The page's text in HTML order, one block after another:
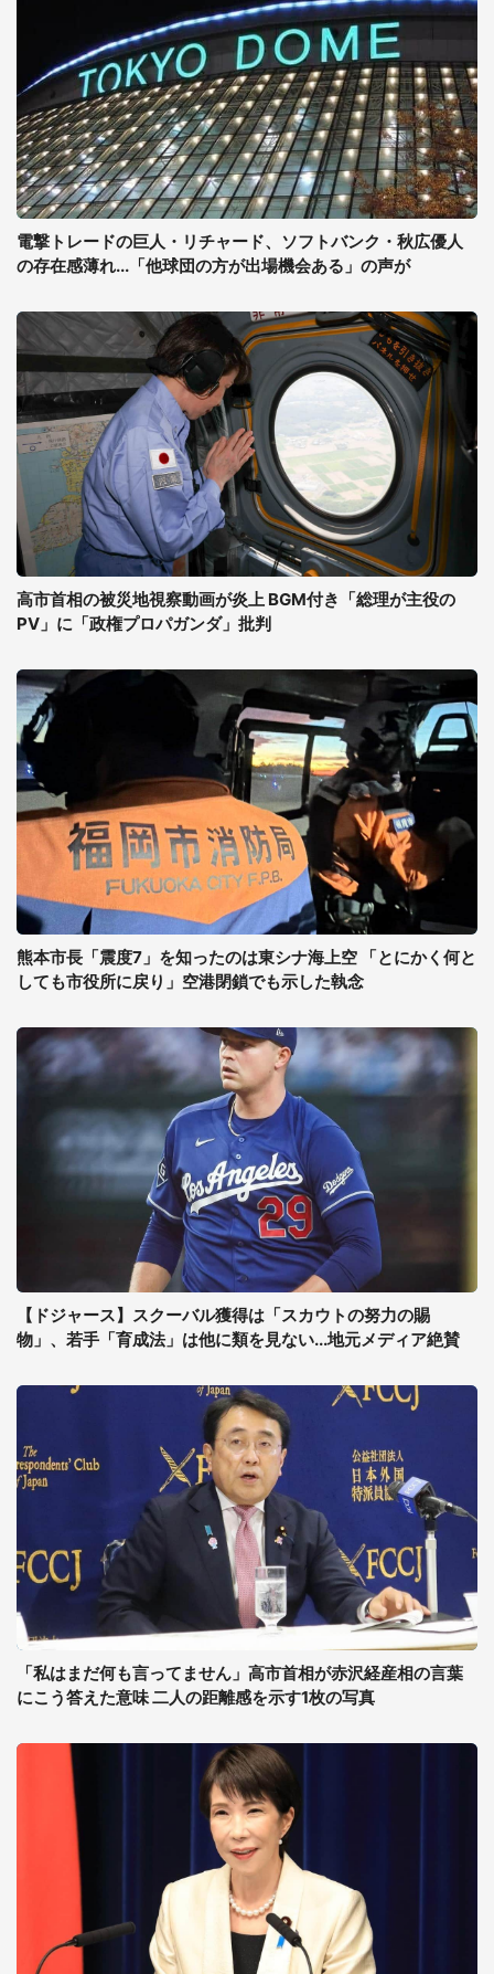
電撃トレードの巨人・リチャード、ソフトバンク・秋広優人
の存在感薄れ...「他球団の方が出場機会ある」の声が
高市首相の被災地視察動画が炎上 BGM付き「総理が主役の
PV」に「政権プロパガンダ」批判
熊本市長「震度7」を知ったのは東シナ海上空 「とにかく何と
しても市役所に戻り」空港閉鎖でも示した執念
【ドジャース】スクーバル獲得は「スカウトの努力の賜
物」、若手「育成法」は他に類を見ない...地元メディア絶賛
「私はまだ何も言ってません」高市首相が赤沢経産相の言葉
にこう答えた意味 二人の距離感を示す1枚の写真